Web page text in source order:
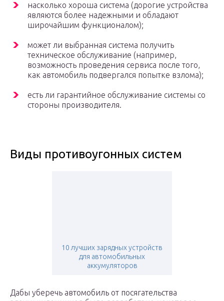
насколько хороша система (дорогие устройства
являются более надежными и обладают
широчайшим функционалом);
может ли выбранная система получить
техническое обслуживание (например,
возможность проведения сервиса после того,
как автомобиль подвергался попытке взлома);
есть ли гарантийное обслуживание системы со
стороны производителя.
Виды противоугонных систем
10 лучших зарядных устройств
для автомобильных
аккумуляторов
Дабы уберечь автомобиль от посягательства